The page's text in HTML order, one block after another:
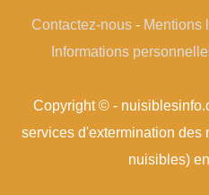
Contactez-nous- Mentions
Informations
Copyright © -
services d'extermination des
nuisibles)